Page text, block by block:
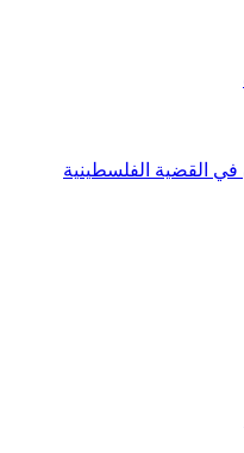
في القضية الفلسطينية